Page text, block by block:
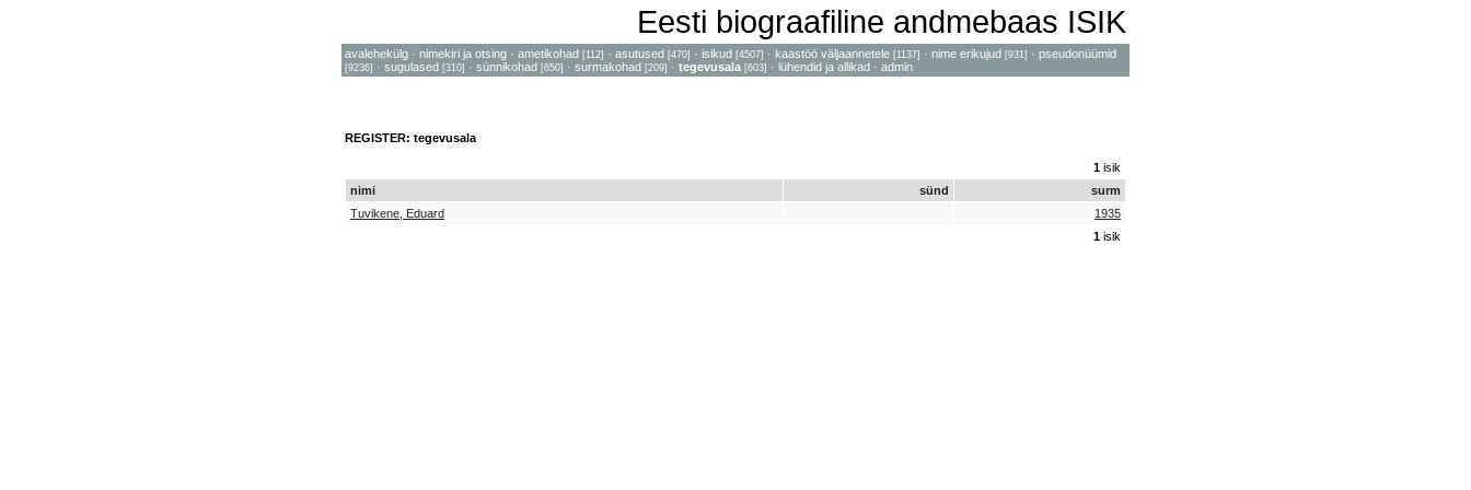
Eesti biograafiline andmebaas ISIK
avalehekülg · nimekiri ja otsing · ametikohad [112] · asutused [470] · isikud [4507] · kaastöö väljaannetele [1137] · nime erikujud [931] · pseudonüümid
[9236] · sugulased [310] · sünnikohad [650] · surmakohad [209] · tegevusala [603] · lühendid ja allikad · admin
REGISTER: tegevusala
1 isik
nimi
sünd
surm
Tuvikene, Eduard
1935
1 isik